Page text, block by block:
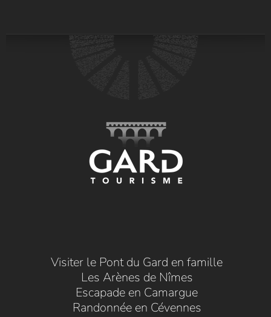
Visiter le Pont du Gard en famille
Les Arènes de Nîmes
Escapade en Camargue
Randonnée en Cévennes